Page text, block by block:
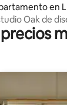
en
Oak de
de Elan